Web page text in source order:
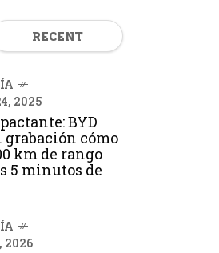
RECENT
2025
BYD
grabación cómo
km de rango
5 minutos de
2026